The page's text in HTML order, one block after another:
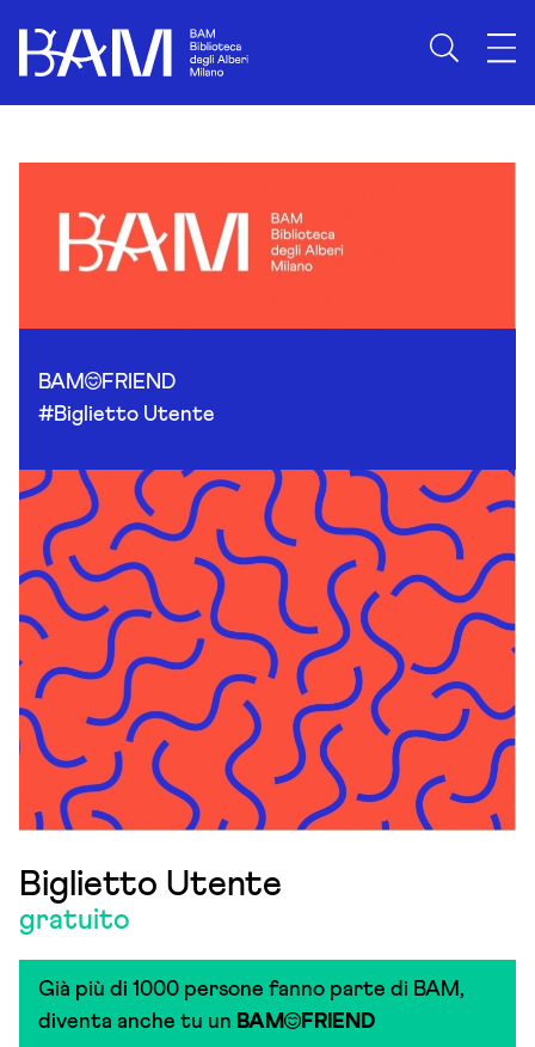
BAM
FRIEND
#Biglietto Utente
Biglietto Utente
gratuito
Già più di 1000 persone fanno parte di BAM,
diventa anche tu un BAM FRIEND